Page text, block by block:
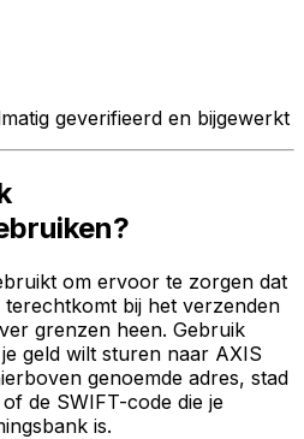
geverifieerd en bijgewerkt
om ervoor te zorgen dat
bij het verzenden
grenzen heen. Gebruik
geld wilt sturen naar AXIS
genoemde adres, stad
de SWIFT-code die je
is.